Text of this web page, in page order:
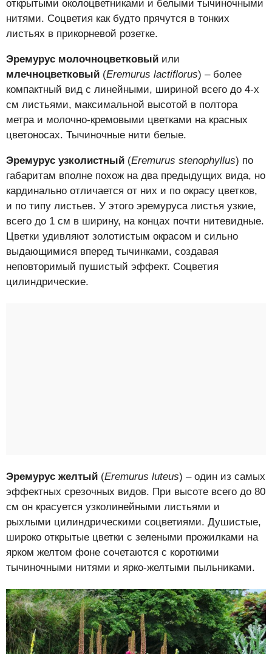
открытыми околоцветниками и белыми тычиночными
нитями. Соцветия как будто прячутся в тонких
листьях в прикорневой розетке.
Эремурус молочноцветковый или
млечноцветковый (Eremurus lactiflorus) – более
компактный вид с линейными, шириной всего до 4-х
см листьями, максимальной высотой в полтора
метра и молочно-кремовыми цветками на красных
цветоносах. Тычиночные нити белые.
Эремурус узколистный (Eremurus stenophyllus) по
габаритам вполне похож на два предыдущих вида, но
кардинально отличается от них и по окрасу цветков,
и по типу листьев. У этого эремуруса листья узкие,
всего до 1 см в ширину, на концах почти нитевидные.
Цветки удивляют золотистым окрасом и сильно
выдающимися вперед тычинками, создавая
неповторимый пушистый эффект. Соцветия
цилиндрические.
Эремурус желтый (Eremurus luteus) – один из самых
эффектных срезочных видов. При высоте всего до 80
см он красуется узколинейными листьями и
рыхлыми цилиндрическими соцветиями. Душистые,
широко открытые цветки с зелеными прожилками на
ярком желтом фоне сочетаются с короткими
тычиночными нитями и ярко-желтыми пыльниками.